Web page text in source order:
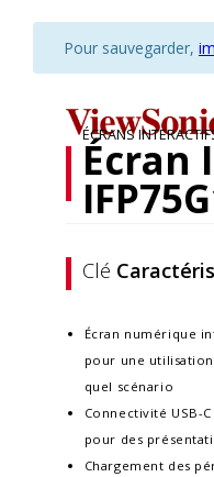
Pour sauvegarder,
ÉCRANS
Écran
Clé
Écran numérique
pour une
quel scénario
Connectivité USB-
pour des
Chargement des